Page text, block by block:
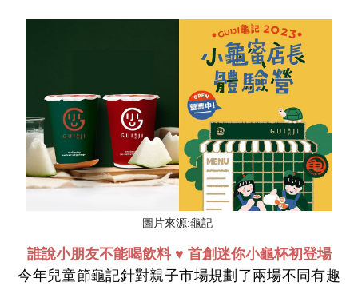
圖片來源:龜記
誰說小朋友不能喝飲料 ♥ 首創迷你小龜杯初登場
今年兒童節龜記針對親子市場規劃了兩場不同有趣